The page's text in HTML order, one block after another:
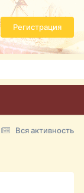
Регистрация
Вся активность